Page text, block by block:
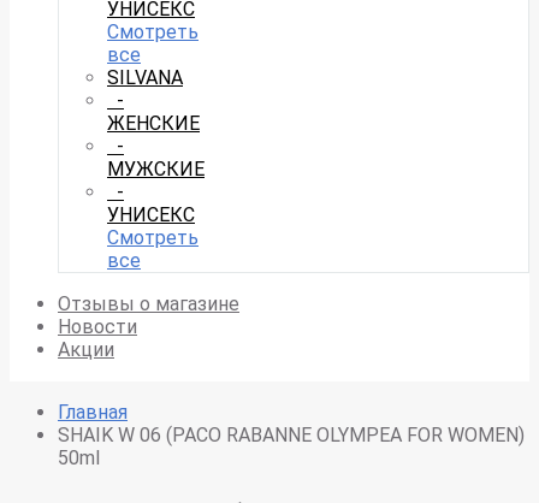
УНИСЕКС
Смотреть
все
SILVANA
-
ЖЕНСКИЕ
-
МУЖСКИЕ
-
УНИСЕКС
Смотреть
все
Отзывы о магазине
Новости
Акции
Главная
SHAIK W 06 (PACO RABANNE OLYMPEA FOR WOMEN)
50ml